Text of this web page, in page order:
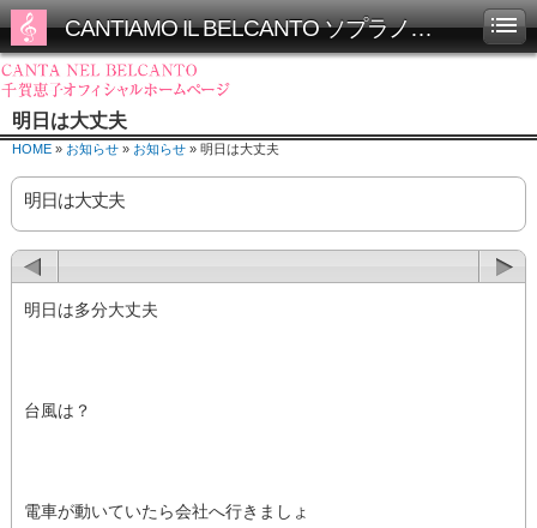
CANTIAMO IL BELCANTO ソプラノ千賀恵子オフィシャルホームページ
明日は大丈夫
HOME » お知らせ » お知らせ » 明日は大丈夫
明日は大丈夫
明日は多分大丈夫
台風は？
電車が動いていたら会社へ行きましょ